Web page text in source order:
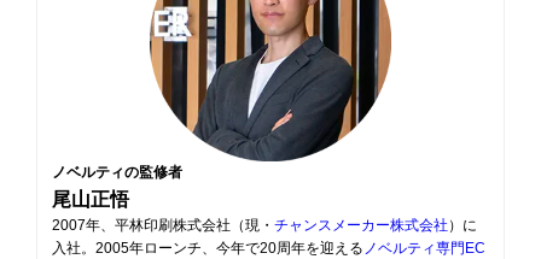
ノベルティの監修者
尾山正悟
2007年、平林印刷株式会社（現・ チャンスメーカー株式会社 ）に
入社。2005年ローンチ、今年で20周年を迎える ノベルティ専門EC